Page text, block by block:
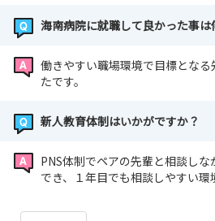
海南病院に就職して良かった事は
働きやすい職場環境で目標とな
たです。
新人教育体制はいかがですか？
PNS体制でペアの先輩と相談し
でき、１年目でも相談しやすい環